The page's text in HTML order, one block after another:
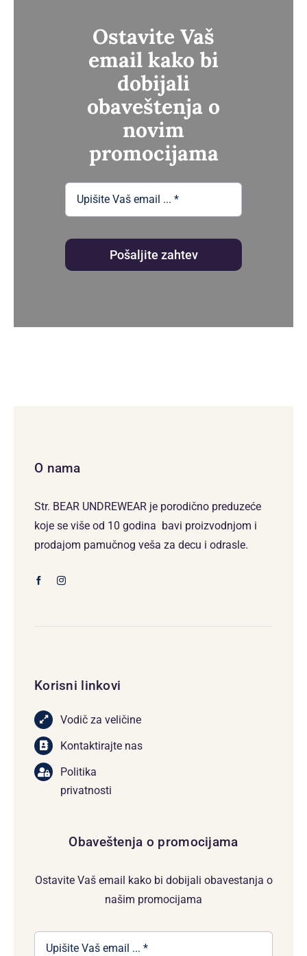
Ostavite Vaš
email kako bi
dobijali
obaveštenja o
novim
promocijama
Pošaljite zahtev
O nama
Str. BEAR UNDREWEAR je porodično preduzeće
koje se više od 10 godina bavi proizvodnjom i
prodajom pamučnog veša za decu i odrasle.
Korisni linkovi
Vodič za veličine
Kontaktirajte nas
Politika
privatnosti
Obaveštenja o promocijama
Ostavite Vaš email kako bi dobijali obavestanja o
našim promocijama